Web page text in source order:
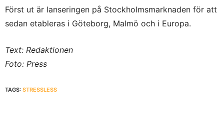
Först ut är lanseringen på Stockholmsmarknaden för att
sedan etableras i Göteborg, Malmö och i Europa.
Text: Redaktionen
Foto: Press
TAGS: STRESSLESS